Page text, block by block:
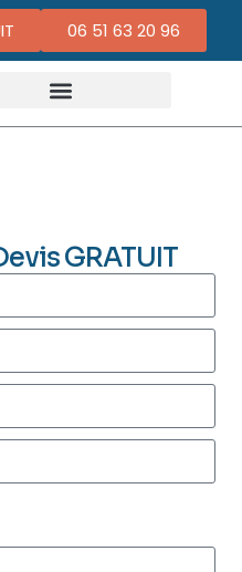
06 51 63 20 96
GRATUIT